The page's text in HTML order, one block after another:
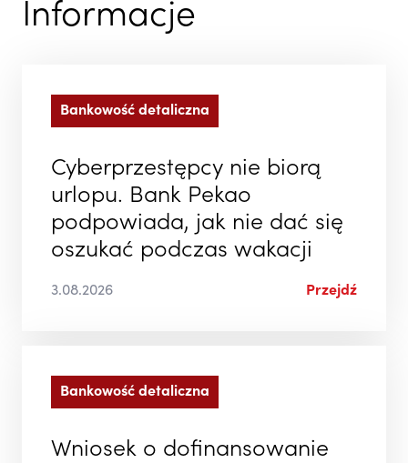
Informacje
Bankowość detaliczna
Cyberprzestępcy nie biorą
urlopu. Bank Pekao
podpowiada, jak nie dać się
oszukać podczas wakacji
3.08.2026 Przejdź
Bankowość detaliczna
Wniosek o dofinansowanie